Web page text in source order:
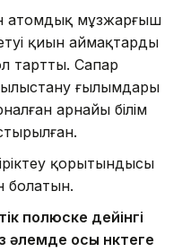
атомдық мұзжарғыш
қиын аймақтардың
тартты. Сапар
ғылымдары
арнайы білім
қорытындысы
болатын.
полюске дейінгі
әлемде осы нүктеге